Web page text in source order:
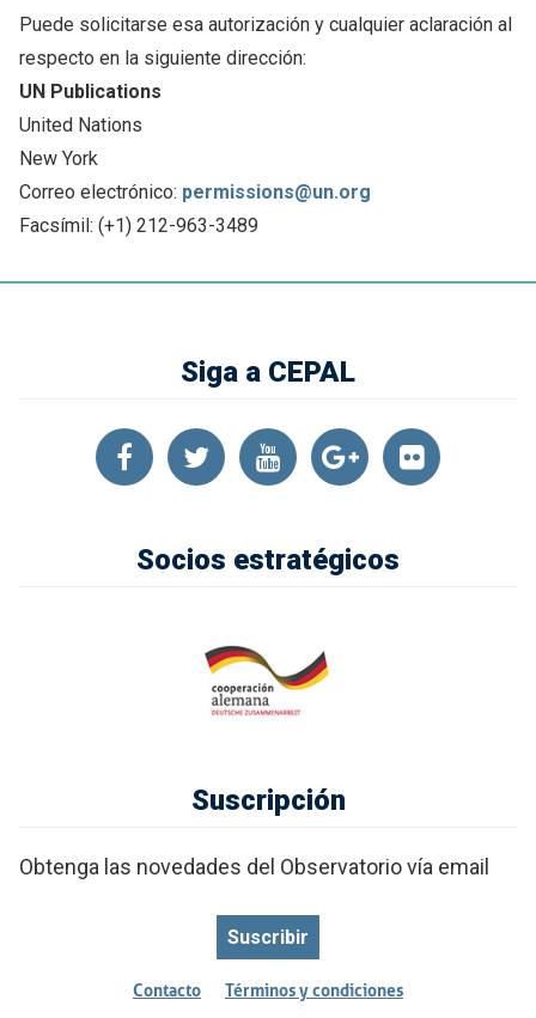
Puede solicitarse esa autorización y cualquier aclaración al
respecto en la siguiente dirección:
UN Publications
United Nations
New York
Correo electrónico: permissions@un.org
Facsímil: (+1) 212-963-3489
Siga a CEPAL
Socios estratégicos
Suscripción
Obtenga las novedades del Observatorio vía email
Suscribir
Contacto Términos y condiciones